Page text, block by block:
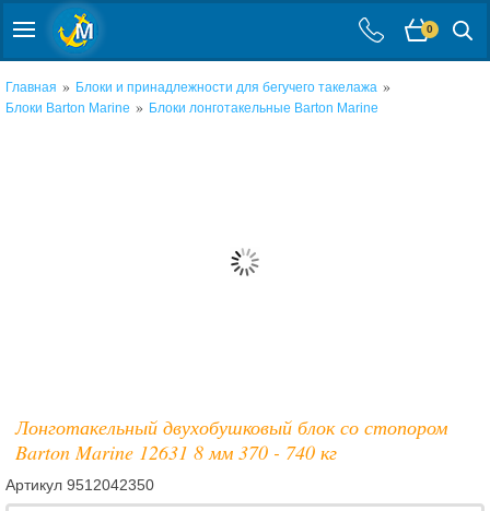
0
Главная » Блоки и принадлежности для бегучего такелажа »
Блоки Barton Marine » Блоки лонготакельные Barton Marine
Лонготакельный двухобушковый блок со стопором
Barton Marine 12631 8 мм 370 - 740 кг
Артикул 9512042350